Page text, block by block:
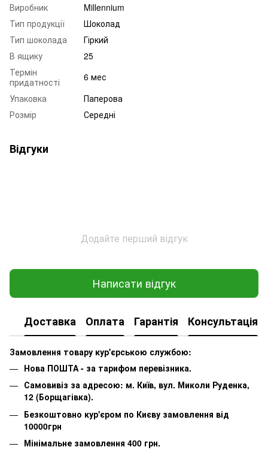
Виробник
Millennium
Тип продукції
Шоколад
Тип шоколада
Гіркий
В ящику
25
Термін
придатності
6 мес
Упаковка
Паперова
Розмір
Середні
Відгуки
Додайте перший відгук
Написати відгук
Доставка Оплата Гарантія Консультація
Замовлення товару кур'єрською службою:
Нова ПОШТА - за тарифом перевізника.
Самовивіз за адресою: м. Київ, вул. Миколи Руденка,
12 (Борщагівка).
Безкоштовно кур'єром по Києву замовлення від
10000грн
Мінімальне замовлення 400 грн.